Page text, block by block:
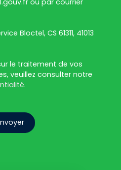
Bloctel, CS 61311, 41013
le traitement de vos
veuillez consulter notre
.